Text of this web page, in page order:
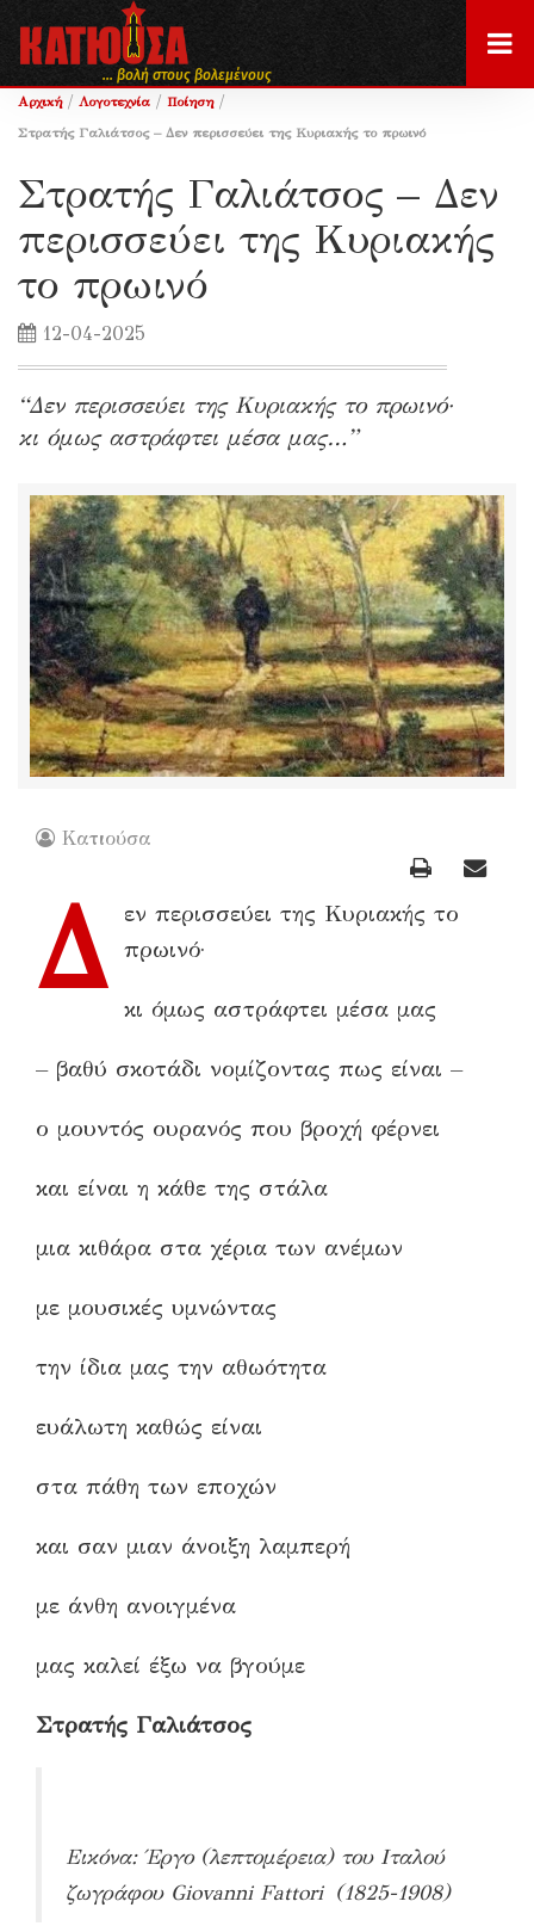
... βολή στους βολεμένους
Αρχική / Λογοτεχνία / Ποίηση /
Στρατής Γαλιάτσος – Δεν περισσεύει της Κυριακής το πρωινό
Στρατής Γαλιάτσος – Δεν
περισσεύει της Κυριακής
το πρωινό
12-04-2025
“Δεν περισσεύει της Κυριακής το πρωινό·
κι όμως αστράφτει μέσα μας…”
Κατιούσα
Δ
εν περισσεύει της Κυριακής το
πρωινό·
κι όμως αστράφτει μέσα μας
– βαθύ σκοτάδι νομίζοντας πως είναι –
ο μουντός ουρανός που βροχή φέρνει
και είναι η κάθε της στάλα
μια κιθάρα στα χέρια των ανέμων
με μουσικές υμνώντας
την ίδια μας την αθωότητα
ευάλωτη καθώς είναι
στα πάθη των εποχών
και σαν μιαν άνοιξη λαμπερή
με άνθη ανοιγμένα
μας καλεί έξω να βγούμε
Στρατής Γαλιάτσος
Εικόνα: Έργο (λεπτομέρεια) του Ιταλού
ζωγράφου Giovanni Fattori (1825-1908)